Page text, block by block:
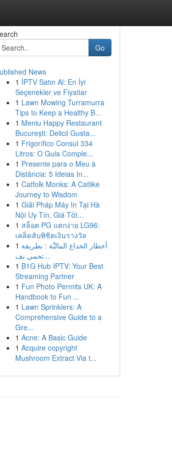
Go
News
1 İPTV Satın Al: En İyi
Seçenekler ve Fiyatlar
1 Lawn Mowing Turramurra
Tips to Keep a Healthy B...
1 Meniu Happy Restaurant
București: Delicii Gusta...
1 Frigorífico Consul 334
Litros: O Guia Comple...
1 Presente para o Meu à
Distância: 5 Ideias In...
1 Catfolk Monks: A Catlike
Journey to Wisdom
1 Giải Pháp Máy In Tại Hà
Nội Uy Tín, Giá Tốt...
1 สล็อต PG แตกง่าย LG96:
เคล็ดลับพิชิตเงินรางวัล
1 أخطار الخداع الماليَّة : بطريقة
تحمي نف...
1 B1G Hub IPTV: Your Best
Streaming Partner
1 Fun Photo Permits UK: A
Handbook to Fun ...
1 Lawn Sprinklers: A
Comprehensive Guide to a
Gre...
1 Acne: A Basic Guide
1 Acquire copyright
Mushroom Extract Via t...